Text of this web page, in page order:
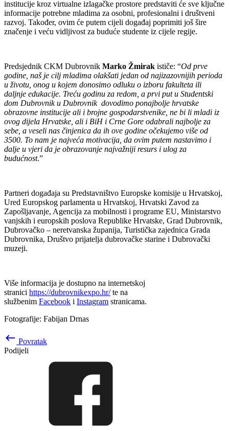
institucije kroz virtualne izlagačke prostore predstaviti će sve ključne
informacije potrebne mladima za osobni, profesionalni i društveni
razvoj. Također, ovim će putem cijeli događaj poprimiti još šire
značenje i veću vidljivost za buduće studente iz cijele regije.
Predsjednik CKM Dubrovnik Marko Žmirak ističe: “Od prve
godine, naš je cilj mladima olakšati jedan od najizazovnijih perioda
u životu, onog u kojem donosimo odluku o izboru fakulteta ili
daljnje edukacije. Treću godinu za redom, a prvi put u Studentski
dom Dubrovnik u Dubrovnik dovodimo ponajbolje hrvatske
obrazovne institucije ali i brojne gospodarstvenike, ne bi li mladi iz
ovog dijela Hrvatske, ali i BiH i Crne Gore odabrali najbolje za
sebe, a veseli nas činjenica da ih ove godine očekujemo više od
3500. To nam je najveća motivacija, da ovim putem nastavimo i
dalje u vjeri da je obrazovanje najvažniji resurs i ulog za
budućnost.”
Partneri događaja su Predstavništvo Europske komisije u Hrvatskoj,
Ured Europskog parlamenta u Hrvatskoj, Hrvatski Zavod za
Zapošljavanje, Agencija za mobilnosti i programe EU, Ministarstvo
vanjskih i europskih poslova Republike Hrvatske, Grad Dubrovnik,
Dubrovačko – neretvanska županija, Turistička zajednica Grada
Dubrovnika, Društvo prijatelja dubrovačke starine i Dubrovački
muzeji.
Više informacija je dostupno na internetskoj
stranici https://dubrovnikexpo.hr/te na
službenim Facebook i Instagram stranicama.
Fotografije: Fabijan Drnas
keyboard_backspace Povratak
Podijeli